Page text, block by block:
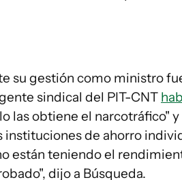
su gestión como ministro
sindical del PIT-CNT
las obtiene el narcotráfico" y
instituciones de ahorro
están teniendo el
dijo a Búsqueda.